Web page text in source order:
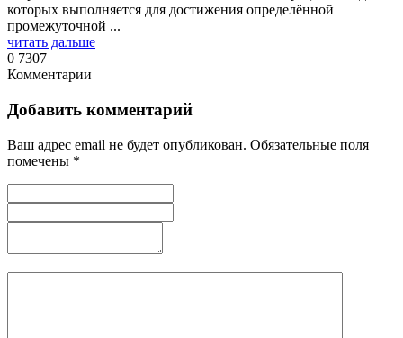
которых выполняется для достижения определённой
промежуточной ...
читать дальше
0 7307
Комментарии
Добавить комментарий
Ваш адрес email не будет опубликован. Обязательные поля
помечены *